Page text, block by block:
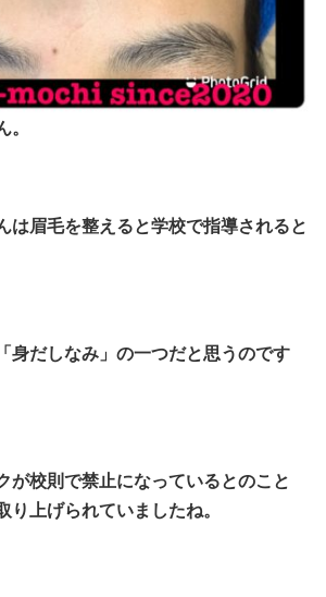
は眉毛を整えると学校で指導されると
身だしなみ」の一つだと思うのです
が校則で禁止になっているとのこと
り上げられていましたね。